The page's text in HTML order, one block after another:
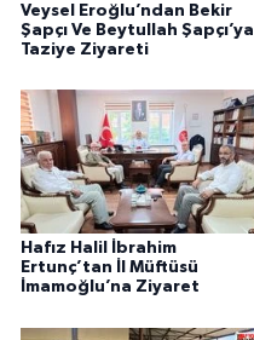
Veysel Eroğlu’ndan Bekir
Şapçı Ve Beytullah Şapçı’ya
Taziye Ziyareti
Hafız Halil İbrahim
Ertunç’tan İl Müftüsü
İmamoğlu’na Ziyaret